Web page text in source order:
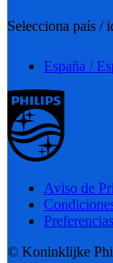
Selecciona país /
España /
Aviso de
© Koninklijke